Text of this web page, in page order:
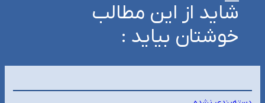
شاید از این مطالب
خوشتان بیاید :